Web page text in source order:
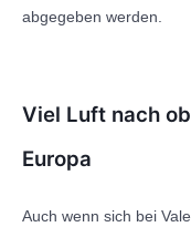
abgegeben werden.
Viel Luft nach
Europa
Auch wenn sich bei